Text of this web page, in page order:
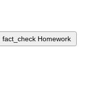
fact_check Homework